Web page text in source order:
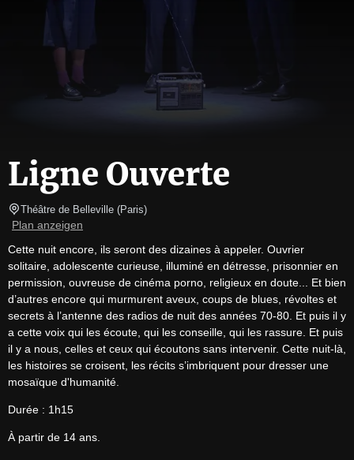
Ligne Ouverte
Théâtre de Belleville (Paris)
Plan anzeigen
Cette nuit encore, ils seront des dizaines à appeler. Ouvrier
solitaire, adolescente curieuse, illuminé en détresse, prisonnier en
permission, ouvreuse de cinéma porno, religieux en doute... Et bien
d’autres encore qui murmurent aveux, coups de blues, révoltes et
secrets à l’antenne des radios de nuit des années 70-80. Et puis il y
a cette voix qui les écoute, qui les conseille, qui les rassure. Et puis
il y a nous, celles et ceux qui écoutons sans intervenir. Cette nuit-là,
les histoires se croisent, les récits s’imbriquent pour dresser une
mosaïque d'humanité.
Durée : 1h15
À partir de 14 ans.